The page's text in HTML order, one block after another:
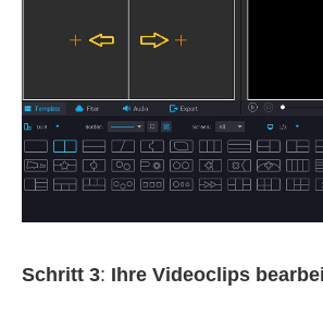
Schritt 3: Ihre Videoclips